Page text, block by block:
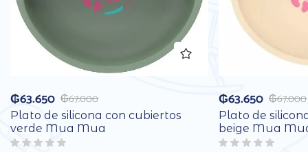
₲67.000
₲63.650
Plato de silicona con cubiertos
verde Mua Mua
₲67.000
₲63.650
Plato de
beige Mua